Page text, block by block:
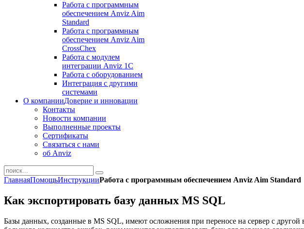
Работа с программным
обеспечением Anviz Aim
Standard
Работа с программным
обеспечением Anviz Aim
CrossChex
Работа с модулем
интеграции Anviz 1C
Работа с оборудованием
Интеграция с другими
системами
О компанииДоверие и инновации
Контакты
Новости компании
Выполненные проекты
Сертификаты
Связаться с нами
об Anviz
ГлавнаяПомощьИнструкцииРабота с программным обеспечением Anviz Aim Standard
Как экспортировать базу данных MS SQL
Базы данных, созданные в MS SQL, имеют осложнения при переносе на сервер с